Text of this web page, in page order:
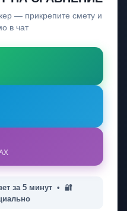
— прикрепите смету и
в чат
за 5 минут • 🔐